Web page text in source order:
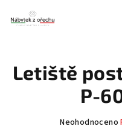
obsah
Letiště
P-
Průměrné
Neohodnoceno